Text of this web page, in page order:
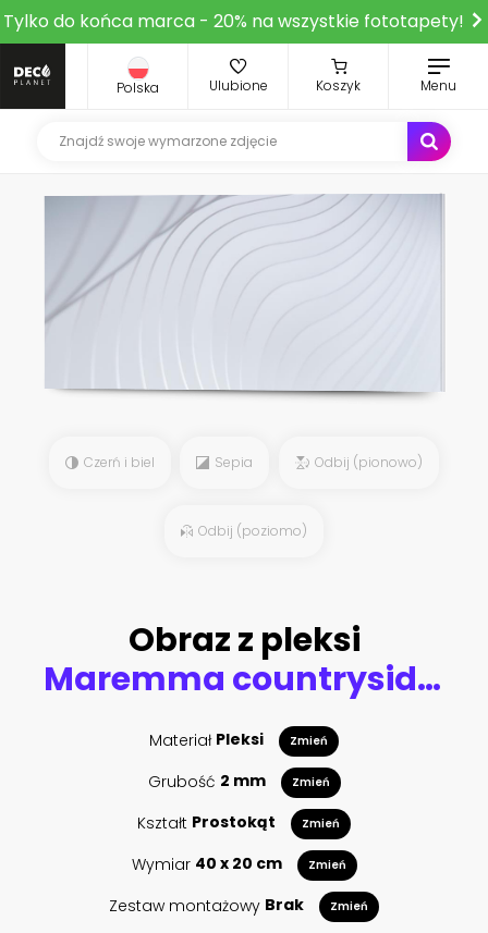
Tylko do końca marca - 20% na wszystkie fototapety!
Polska Ulubione Koszyk Menu
Czerń i biel Sepia Odbij (pionowo)
Odbij (poziomo)
Obraz z pleksi
Maremma countryside panorama and olive trees on sunset. Casale Marittimo, Pisa, Tuscany Italy
Materiał Pleksi Zmień
Grubość 2 mm Zmień
Kształt Prostokąt Zmień
Wymiar 40 x 20 cm Zmień
Zestaw montażowy Brak Zmień